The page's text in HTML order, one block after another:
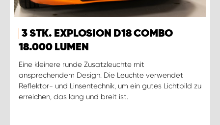
3 STK. EXPLOSION D18 COMBO
18.000 LUMEN
Eine kleinere runde Zusatzleuchte mit
ansprechendem Design. Die Leuchte verwendet
Reflektor- und Linsentechnik, um ein gutes Lichtbild zu
erreichen, das lang und breit ist.